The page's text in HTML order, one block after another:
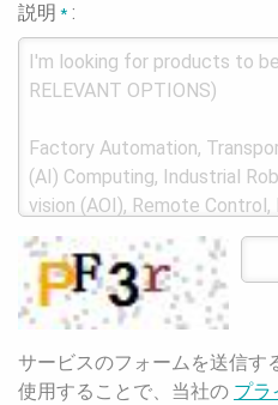
説明* :
サービスのフォームを送信す
使用することで、当社の プラ